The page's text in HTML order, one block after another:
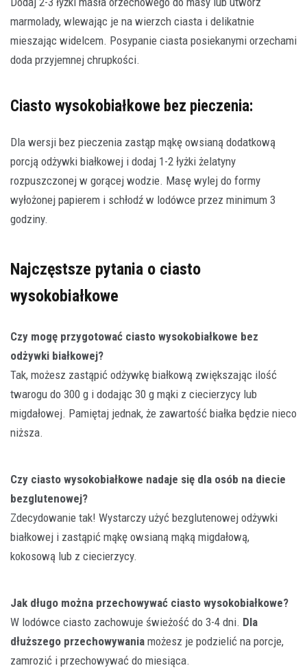
marmolady, wlewając je na wierzch ciasta i delikatnie
mieszając widelcem. Posypanie ciasta posiekanymi orzechami
doda przyjemnej chrupkości.
Ciasto wysokobiałkowe bez pieczenia:
Dla wersji bez pieczenia zastąp mąkę owsianą dodatkową
porcją odżywki białkowej i dodaj 1-2 łyżki żelatyny
rozpuszczonej w gorącej wodzie. Masę wylej do formy
wyłożonej papierem i schłodź w lodówce przez minimum 3
godziny.
Najczęstsze pytania o ciasto
wysokobiałkowe
Czy mogę przygotować ciasto wysokobiałkowe bez
odżywki białkowej?
Tak, możesz zastąpić odżywkę białkową zwiększając ilość
twarogu do 300 g i dodając 30 g mąki z ciecierzycy lub
migdałowej. Pamiętaj jednak, że zawartość białka będzie nieco
niższa.
Czy ciasto wysokobiałkowe nadaje się dla osób na diecie
bezglutenowej?
Zdecydowanie tak! Wystarczy użyć bezglutenowej odżywki
białkowej i zastąpić mąkę owsianą mąką migdałową,
kokosową lub z ciecierzycy.
Jak długo można przechowywać ciasto wysokobiałkowe?
W lodówce ciasto zachowuje świeżość do 3-4 dni. Dla
dłuższego przechowywania możesz je podzielić na porcje,
zamrozić i przechowywać do miesiąca.